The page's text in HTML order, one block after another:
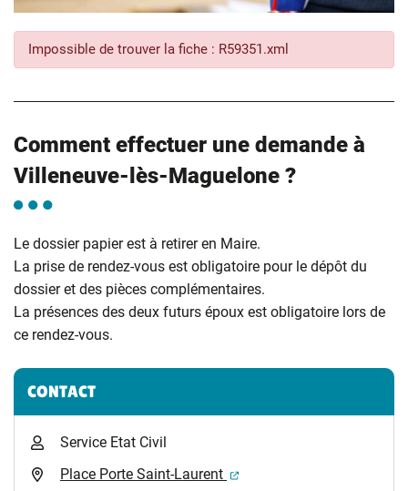
Impossible de trouver la fiche : R59351.xml
Comment effectuer une demande à
Villeneuve-lès-Maguelone ?
Le dossier papier est à retirer en Maire.
La prise de rendez-vous est obligatoire pour le dépôt du
dossier et des pièces complémentaires.
La présences des deux futurs époux est obligatoire lors de
ce rendez-vous.
Informations complémentaires
CONTACT
Service Etat Civil
Place Porte Saint-Laurent
(ouverture dans un